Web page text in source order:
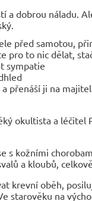
a dobrou náladu.
před samotou,
pro to nic dělat,
sympatie
přenáší ji na
okultista a léčitel
s kožními
a kloubů,
krevní oběh,
starověku na